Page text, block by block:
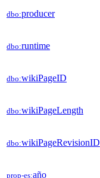
dbo:producer
dbo:runtime
dbo:wikiPageID
dbo:wikiPageLength
dbo:wikiPageRevisionID
prop-es:año